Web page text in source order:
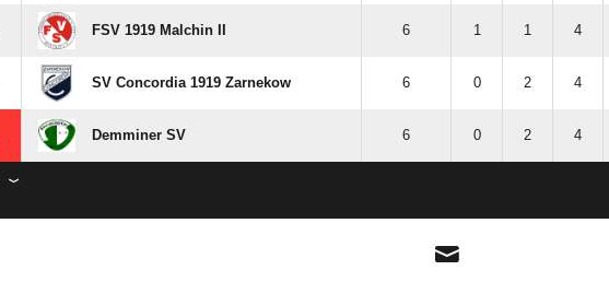
FSV 1919 Malchin II 6 1 1 4
SV Concordia 1919 Zarnekow 6 0 2 4
Demminer SV 6 0 2 4